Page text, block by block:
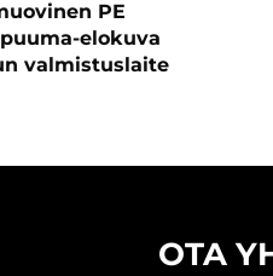
PE
elokuva
valmistuslaite
OTA